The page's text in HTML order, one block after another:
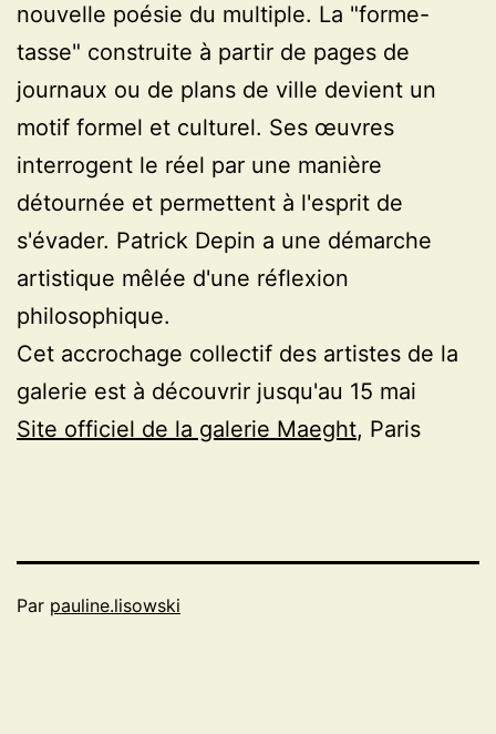
nouvelle poésie du multiple. La "forme-
tasse" construite à partir de pages de
journaux ou de plans de ville devient un
motif formel et culturel. Ses œuvres
interrogent le réel par une manière
détournée et permettent à l'esprit de
s'évader. Patrick Depin a une démarche
artistique mêlée d'une réflexion
philosophique.
Cet accrochage collectif des artistes de la
galerie est à découvrir jusqu'au 15 mai
Site officiel de la galerie Maeght, Paris
Par pauline.lisowski